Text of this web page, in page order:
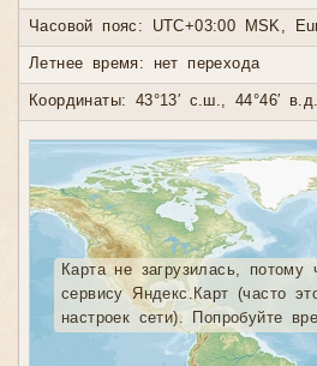
Часовой пояс: UTC+03:00 MSK,
Летнее время: нет перехода
Координаты: 43°13′ с.ш., 44°46′ в.д.
Карта не загрузилась,
сервису Яндекс.Карт (часто
настроек сети). Попробуйте